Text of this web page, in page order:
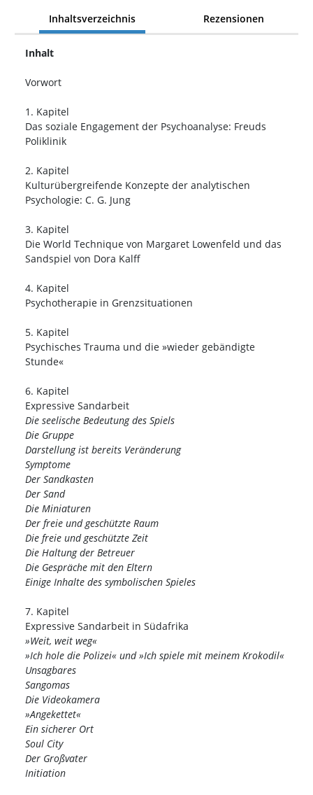
Inhaltsverzeichnis Rezensionen
Inhalt
Vorwort
1. Kapitel
Das soziale Engagement der Psychoanalyse: Freuds
Poliklinik
2. Kapitel
Kulturübergreifende Konzepte der analytischen
Psychologie: C. G. Jung
3. Kapitel
Die World Technique von Margaret Lowenfeld und das
Sandspiel von Dora Kalff
4. Kapitel
Psychotherapie in Grenzsituationen
5. Kapitel
Psychisches Trauma und die »wieder gebändigte
Stunde«
6. Kapitel
Expressive Sandarbeit
Die seelische Bedeutung des Spiels
Die Gruppe
Darstellung ist bereits Veränderung
Symptome
Der Sandkasten
Der Sand
Die Miniaturen
Der freie und geschützte Raum
Die freie und geschützte Zeit
Die Haltung der Betreuer
Die Gespräche mit den Eltern
Einige Inhalte des symbolischen Spieles
7. Kapitel
Expressive Sandarbeit in Südafrika
»Weit, weit weg«
»Ich hole die Polizei« und »Ich spiele mit meinem Krokodil«
Unsagbares
Sangomas
Die Videokamera
»Angekettet«
Ein sicherer Ort
Soul City
Der Großvater
Initiation